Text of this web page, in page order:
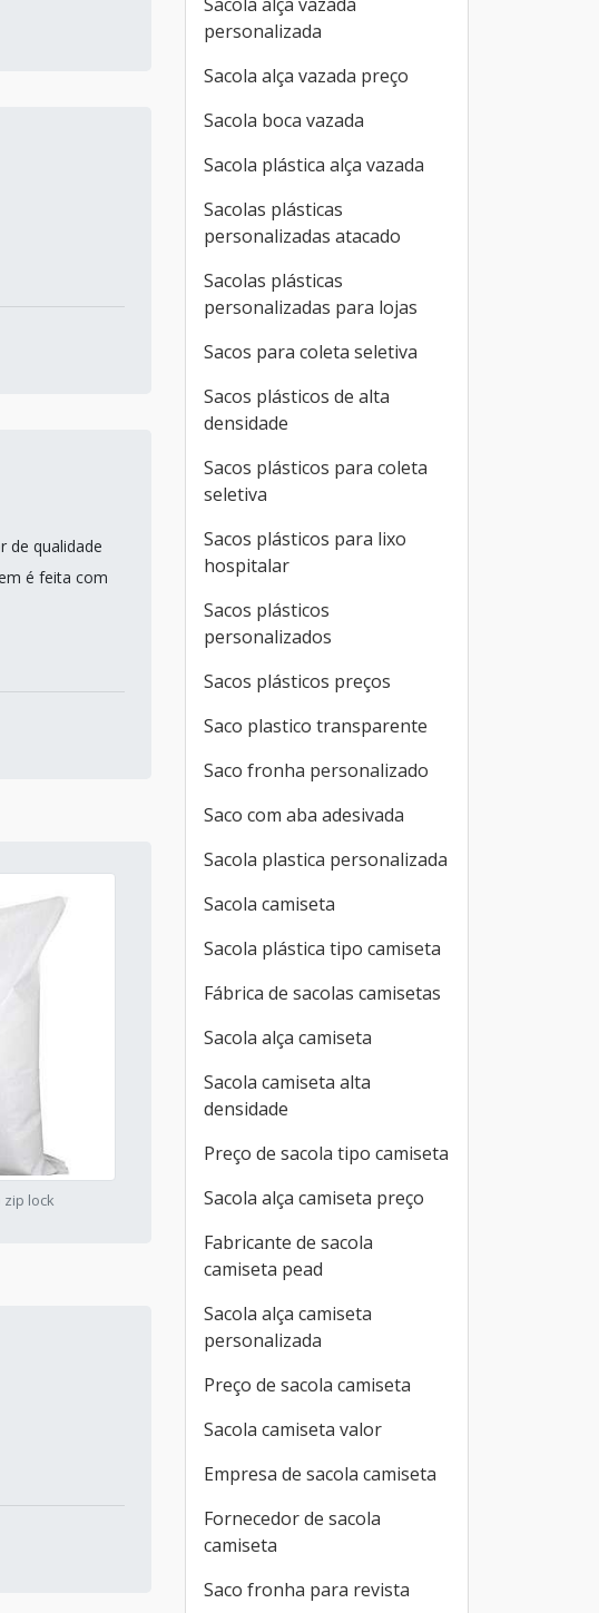
de qualidade
é feita com
zip lock
personalizada
Sacola alça vazada preço
Sacola boca vazada
Sacola plástica alça vazada
Sacolas plásticas
personalizadas atacado
Sacolas plásticas
personalizadas para lojas
Sacos para coleta seletiva
Sacos plásticos de alta
densidade
Sacos plásticos para coleta
seletiva
Sacos plásticos para lixo
hospitalar
Sacos plásticos
personalizados
Sacos plásticos preços
Saco plastico transparente
Saco fronha personalizado
Saco com aba adesivada
Sacola plastica personalizada
Sacola camiseta
Sacola plástica tipo camiseta
Fábrica de sacolas camisetas
Sacola alça camiseta
Sacola camiseta alta
densidade
Preço de sacola tipo camiseta
Sacola alça camiseta preço
Fabricante de sacola
camiseta pead
Sacola alça camiseta
personalizada
Preço de sacola camiseta
Sacola camiseta valor
Empresa de sacola camiseta
Fornecedor de sacola
camiseta
Saco fronha para revista